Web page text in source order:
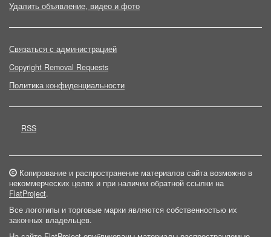
Удалить объявление, видео и фото
Связаться с администрацией
Copyright Removal Requests
Политика конфиденциальности
RSS
Копирование и распространение материалов сайта возможно в
некоммерческих целях и при наличии обратной ссылки на
FlatProject.
Все логотипы и торговые марки являются собственностью их
законных владельцев.